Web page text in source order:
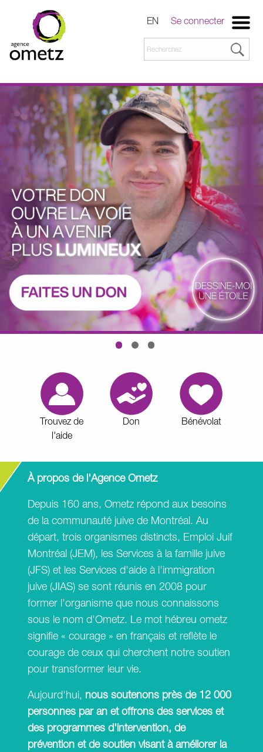
Se connecter
EN
Trouvez de
l'aide
Don Bénévolat
À propos de l'Agence Ometz
Depuis 160 ans, Ometz répond aux besoins
de la communauté juive de Montréal. Au
départ, trois organismes distincts, Emploi Juif
Montréal (JEM), les Services à la famille juive
(JFS) et les Services d'aide à l'immigration
juive (JIAS) se sont réunis en 2008 pour
former l'organisme que nous connaissons
sous le nom d'Ometz. Le mot hébreu ometz
signifie « courage » en français et reflète le
courage de ceux qui cherchent notre soutien
pour transformer leur vie.
Aujourd'hui, nous soutenons près de 12 000
personnes par an et offrons des services et
des programmes d'intervention, de
prévention et de soutien visant à améliorer la